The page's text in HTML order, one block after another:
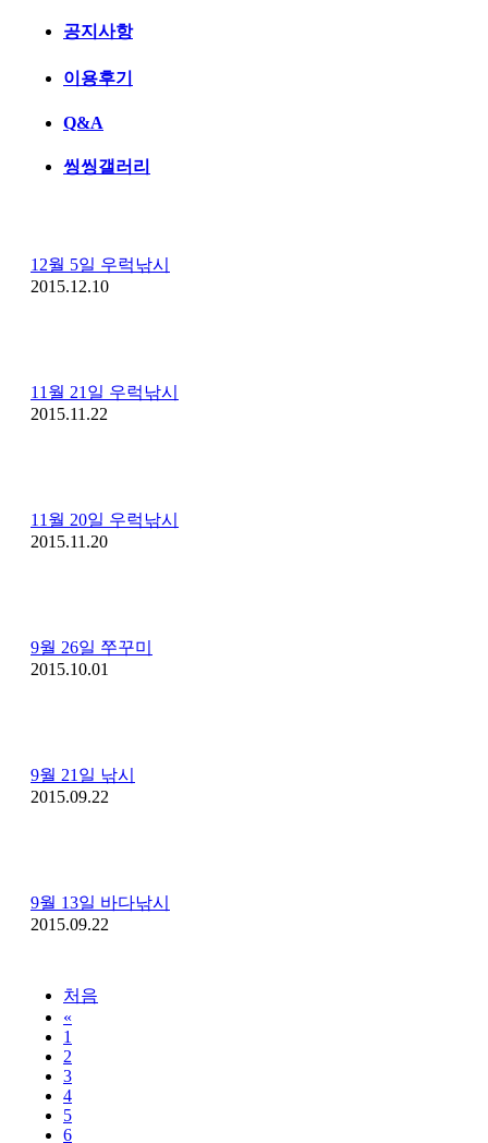
공지사항
이용후기
Q&A
씽씽갤러리
12월 5일 우럭낚시
2015.12.10
11월 21일 우럭낚시
2015.11.22
11월 20일 우럭낚시
2015.11.20
9월 26일 쭈꾸미
2015.10.01
9월 21일 낚시
2015.09.22
9월 13일 바다낚시
2015.09.22
처음
«
1
2
3
4
5
6